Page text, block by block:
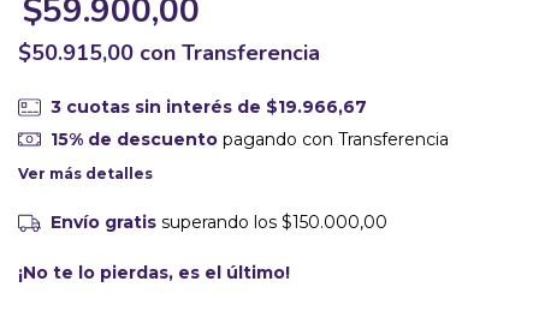
$59.900,00
$50.915,00 con Transferencia
3 cuotas sin interés de $19.966,67
15% de descuentopagando con Transferencia
Ver más detalles
Envío gratis superando los $150.000,00
¡No te lo pierdas, es el último!